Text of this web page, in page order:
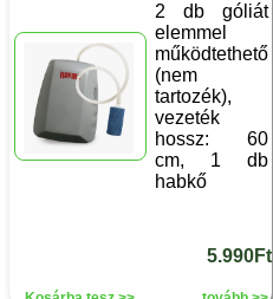
2 db góliát
elemmel
működtethető
(nem
tartozék),
vezeték
hossz: 60
cm, 1 db
habkő
5.990Ft